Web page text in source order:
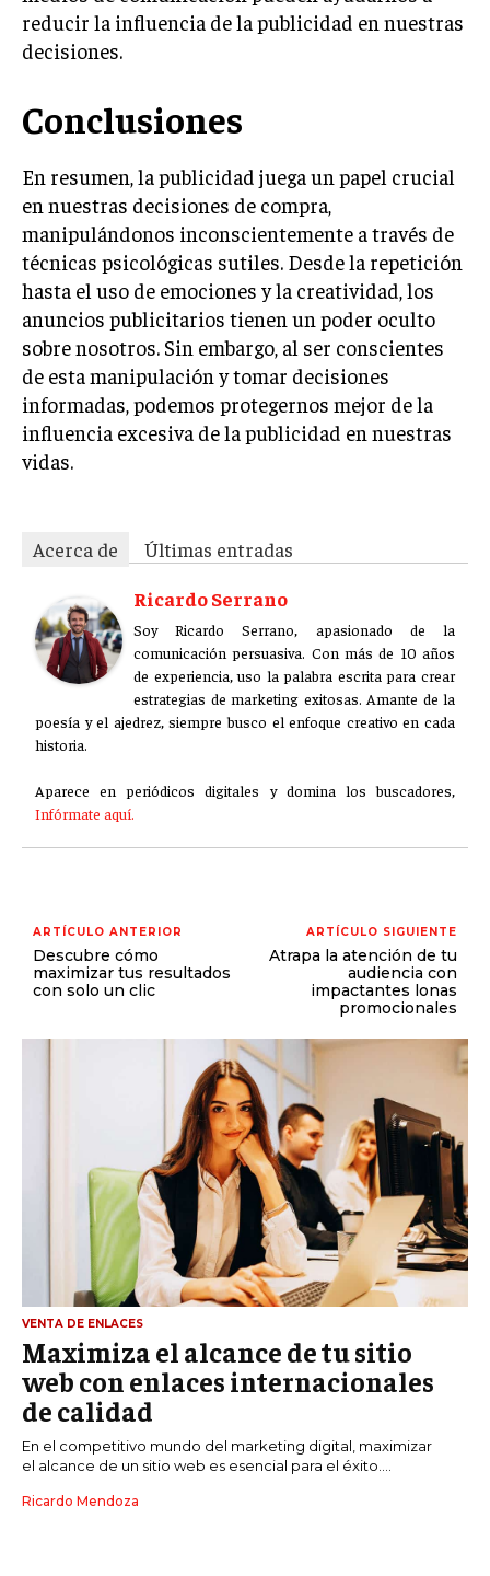
ÉTICA EMPRESARIAL Y RESPONSABILIDAD
SOCIAL
Últimas entradas
Ricardo Serrano
Soy Ricardo Serrano, apasionado de la
comunicación persuasiva. Con más de 10 años de
experiencia, uso la palabra escrita para crear
estrategias de marketing exitosas. Amante de la
poesía y el ajedrez, siempre busco el enfoque creativo en cada
historia.
Aparece en periódicos digitales y domina los buscadores,
reducir la influencia de la publicidad en nuestras
decisiones.
Conclusiones
En resumen, la publicidad juega un papel crucial
en nuestras decisiones de compra,
manipulándonos inconscientemente a través de
técnicas psicológicas sutiles. Desde la repetición
hasta el uso de emociones y la creatividad, los
anuncios publicitarios tienen un poder oculto
sobre nosotros. Sin embargo, al ser conscientes
de esta manipulación y tomar decisiones
informadas, podemos protegernos mejor de la
influencia excesiva de la publicidad en nuestras
vidas.
Acerca de
Últimas entradas
Ricardo Serrano
Soy Ricardo Serrano, apasionado de la
comunicación persuasiva. Con más de 10 años
de experiencia, uso la palabra escrita para crear
estrategias de marketing exitosas. Amante de la
poesía y el ajedrez, siempre busco el enfoque creativo en cada
historia.
Aparece en periódicos digitales y domina los buscadores,
Infórmate aquí.
ARTÍCULO ANTERIOR
Descubre cómo
maximizar tus resultados
con solo un clic
ARTÍCULO SIGUIENTE
Atrapa la atención de tu
audiencia con
impactantes lonas
promocionales
VENTA DE ENLACES
Maximiza el alcance de tu sitio
web con enlaces internacionales
de calidad
En el competitivo mundo del marketing digital, maximizar
el alcance de un sitio web es esencial para el éxito....
Ricardo Mendoza